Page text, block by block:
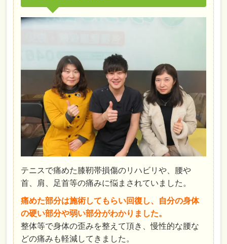
テニスで痛めた膝靭帯損傷のリハビリや、腰や
首、肩、足首等の痛みに悩まされていました。
痛めた部分は施術してもらい回復し、自分の身体
の硬い部分や弱い部分がわかりました。
整体等で身体の歪みを整えて頂き、慢性的な腰な
どの痛みも軽減してきました。